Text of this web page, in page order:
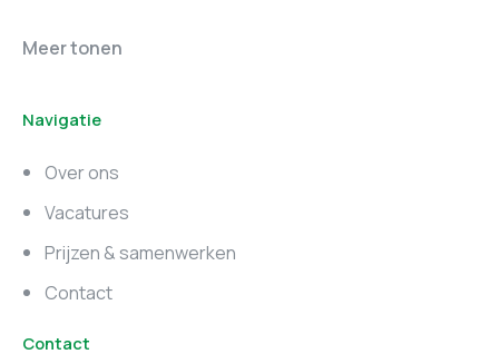
Online marketing
Marketing vacatures
Zuid-Holland
Marketing vacatures
Utrecht
Meer tonen
Navigatie
Over ons
Vacatures
Prijzen & samenwerken
Contact
Contact